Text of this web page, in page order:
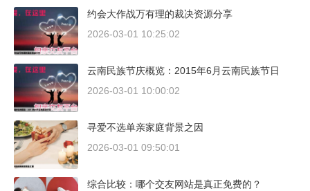
约会大作战万有理的裁决资源分享
2026-03-01 10:25:02
云南民族节庆概览：2015年6月云南民族节日
2026-03-01 10:00:02
寻爱不选单亲家庭背景之因
2026-03-01 09:50:01
综合比较：哪个交友网站是真正免费的？